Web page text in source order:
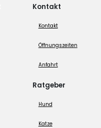
Kontakt
Kontakt
Öffnungszeiten
Anfahrt
Ratgeber
Hund
Katze